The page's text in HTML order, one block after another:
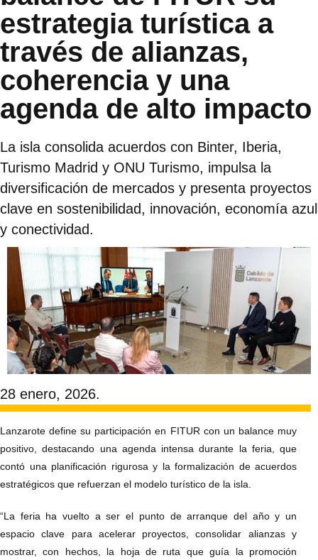
estrategia turística a
través de alianzas,
coherencia y una
agenda de alto impacto
La isla consolida acuerdos con Binter, Iberia,
Turismo Madrid y ONU Turismo, impulsa la
diversificación de mercados y presenta proyectos
clave en sostenibilidad, innovación, economía azul
y conectividad.
28 enero, 2026.
Lanzarote define su participación en FITUR con un balance muy
positivo, destacando una agenda intensa durante la feria, que
contó una planificación rigurosa y la formalización de acuerdos
estratégicos que refuerzan el modelo turístico de la isla.
“La feria ha vuelto a ser el punto de arranque del año y un
espacio clave para acelerar proyectos, consolidar alianzas y
mostrar, con hechos, la hoja de ruta que guía la promoción